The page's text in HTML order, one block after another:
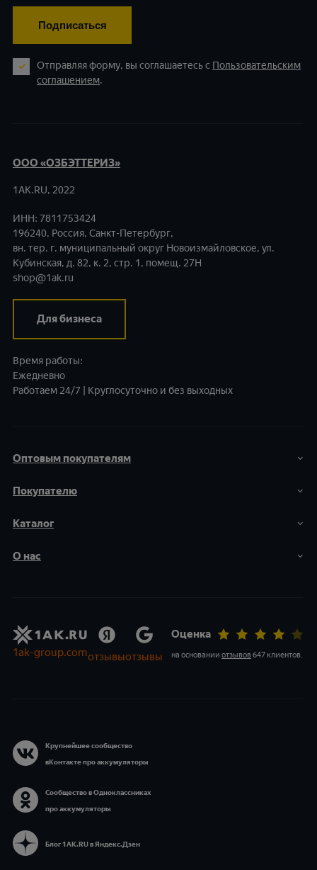
Подписаться
Отправляя форму, вы соглашаетесь с Пользовательским
соглашением.
Оптовым покупателям
Покупателю
Каталог
О нас
ООО «ОЗБЭТТЕРИЗ»
1AK.RU, 2022
ИНН: 7811753424
196240, Россия, Санкт-Петербург,
вн. тер. г. муниципальный округ Новоизмайловское, ул.
Кубинская, д. 82, к. 2, стр. 1, помещ. 27Н
shop@1ak.ru
Для бизнеса
Время работы:
Ежедневно
Работаем 24/7 | Круглосуточно и без выходных
1ak-group.comотзывыотзывы
Оценка
на основании отзывов647 клиентов.
Крупнейшее сообщество
вКонтакте про аккумуляторы
Сообщество в Одноклассниках
про аккумуляторы
Блог 1АК.RU в Яндекс.Дзен